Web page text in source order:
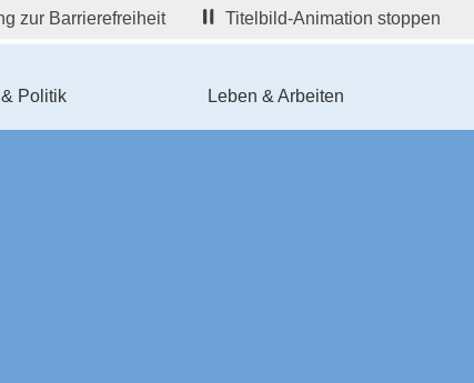
zur Barrierefreiheit Titelbild-Animation stoppen
Politik Leben & Arbeiten